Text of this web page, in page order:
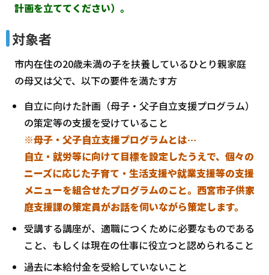
計画を立ててください）。
対象者
市内在住の20歳未満の子を扶養しているひとり親家庭
の母又は父で、以下の要件を満たす方
自立に向けた計画（母子・父子自立支援プログラム）
の策定等の支援を受けていること
※母子・父子自立支援プログラムとは…
自立・就労等に向けて目標を設定したうえで、個々の
ニーズに応じた子育て・生活支援や就業支援等の支援
メニューを組合せたプログラムのこと。西宮市子供家
庭支援課の策定員がお話を伺いながら策定します。
受講する講座が、適職につくために必要なものである
こと、もしくは現在の仕事に役立つと認められること
過去に本給付金を受給していないこと